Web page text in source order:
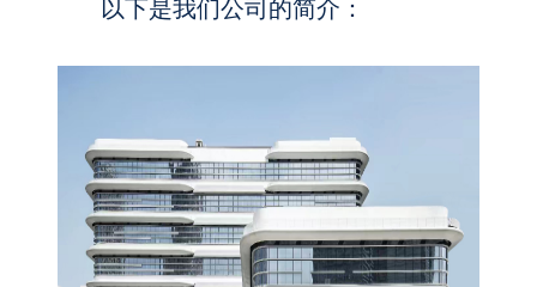
以下是我们公司的简介：